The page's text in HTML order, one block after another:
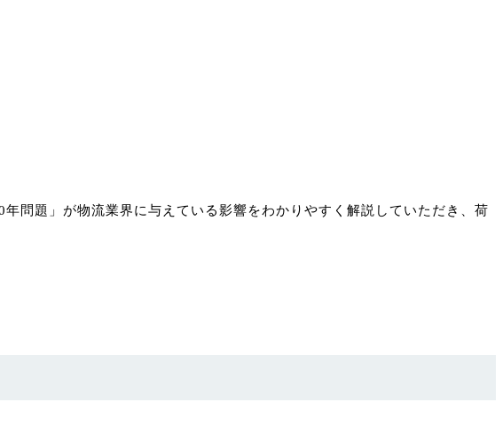
問題」が物流業界に与えている影響をわかりやすく解説していただき、荷